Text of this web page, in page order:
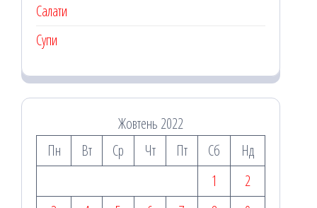
Салати
Супи
Жовтень 2022
Пн
Вт Ср Чт Пт Сб
Нд
1
2